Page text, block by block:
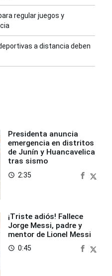
regular juegos y
a distancia deben
Presidenta anuncia
emergencia en distritos
de Junín y Huancavelica
tras sismo
access_time 2:35
¡Triste adiós! Fallece
Jorge Messi, padre y
mentor de Lionel Messi
access_time 0:45